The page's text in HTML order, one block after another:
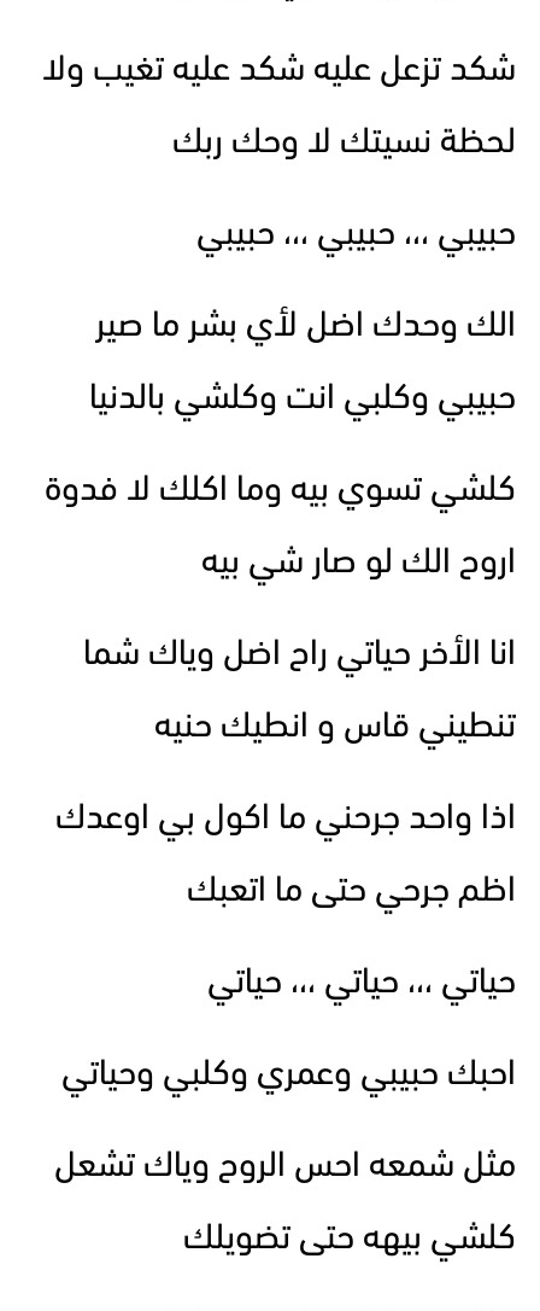
شكد تزعل عليه شكد عليه تغيب ولا
لحظة نسيتك لا وحك ربك
حبيبي ،،، حبيبي ،،، حبيبي
الك وحدك اضل لأي بشر ما صير
حبيبي وكلبي انت وكلشي بالدنيا
كلشي تسوي بيه وما اكلك لا فدوة
اروح الك لو صار شي بيه
انا الأخر حياتي راح اضل وياك شما
تنطيني قاس و انطيك حنيه
اذا واحد جرحني ما اكول بي اوعدك
اظم جرحي حتى ما اتعبك
حياتي ،،، حياتي ،،، حياتي
احبك حبيبي وعمري وكلبي وحياتي
مثل شمعه احس الروح وياك تشعل
كلشي بيهه حتى تضويلك